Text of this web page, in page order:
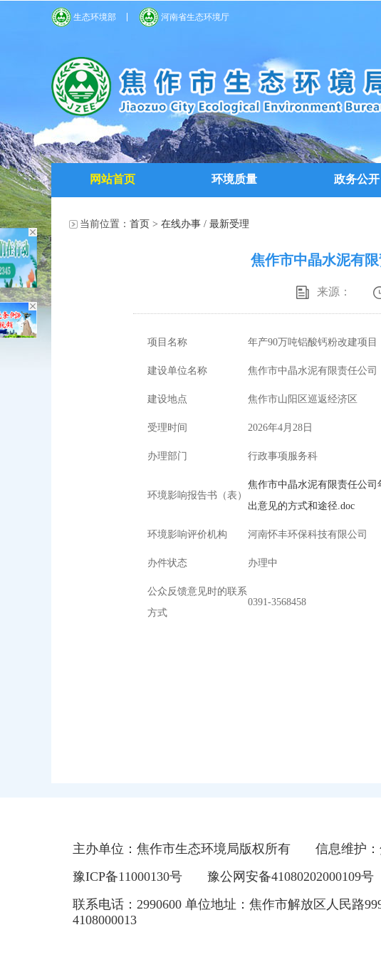
生态环境部 河南省生态环境厅
网站首页 环境质量 政务公开
当前位置： 首页 > 在线办事 / 最新受理
焦作市中晶水泥有
来源：
项目名称 年产90万吨铝酸钙粉改建项目
建设单位名称 焦作市中晶水泥有限责任公司
建设地点 焦作市山阳区巡返经济区
受理时间 2026年4月28日
办理部门 行政事项服务科
环境影响报告书（表）
焦作市中晶水泥有限责任公
出意见的方式和途径.doc
环境影响评价机构 河南怀丰环保科技有限公司
办件状态 办理中
公众反馈意见时的联系
方式
0391-3568458
主办单位：焦作市生态环境局版权所有
信息维护
豫ICP备11000130号
豫公网安备41080202000109号
联系电话：2990600 单位地址：焦作市解放区人民路
4108000013